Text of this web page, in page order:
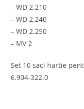
– WD 2.210
– WD 2.240
– WD 2.250
– MV 2
Set 10 saci hartie
6.904-322.0